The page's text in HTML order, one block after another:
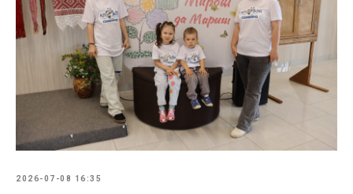
2026-07-08 16:35